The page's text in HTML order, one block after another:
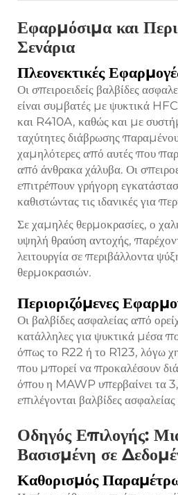
Εφαρμόσιμα και
Σενάρια
Πλεονεκτικές
Οι σπειροειδείς βαλβίδες
είναι συμβατές με ψυκτικά
και R410A, καθώς και με
ταχύτητες διάβρωσης
χαμηλότερες από αυτές που
από άνθρακα χάλυβα. Οι
επιτρέπουν γρήγορη
καθιστώντας τις ιδανικές για
Σε χαμηλές θερμοκρασίες, ο
υψηλή θραύση αντοχής,
λειτουργία σε περιβάλλοντα
θερμοκρασιών.
Περιοριζόμενες
Οι βαλβίδες ασφαλείας από
κατάλληλες για ψυκτικά μέσα
όπως το R22 ή το R123, λόγω
που μπορεί να προκαλέσουν
όπου η MAWP υπερβαίνει τα
επιλέγονται βαλβίδες
Οδηγός Επιλογής:
Βασισμένη σε
Καθορισμός